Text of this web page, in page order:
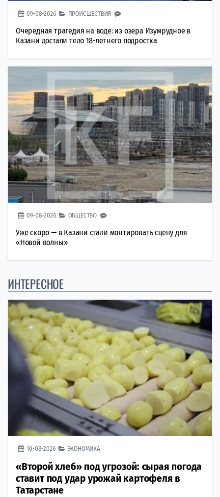
09-08-2026 ПРОИСШЕСТВИЯ
Очередная трагедия на воде: из озера Изумрудное в
Казани достали тело 18-летнего подростка
09-08-2026 ОБЩЕСТВО
Уже скоро — в Казани стали монтировать сцену для
«Новой волны»
ИНТЕРЕСНОЕ
10-08-2026 ЭКОНОМИКА
«Второй хлеб» под угрозой: сырая погода
ставит под удар урожай картофеля в
Татарстане